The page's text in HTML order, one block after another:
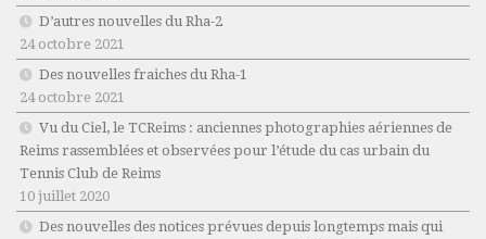
D’autres nouvelles du Rha-2
24 octobre 2021
Des nouvelles fraiches du Rha-1
24 octobre 2021
Vu du Ciel, le TCReims : anciennes photographies aériennes de
Reims rassemblées et observées pour l’étude du cas urbain du
Tennis Club de Reims
10 juillet 2020
Des nouvelles des notices prévues depuis longtemps mais qui